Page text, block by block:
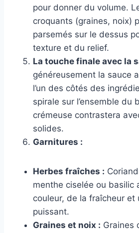
pour donner du volume.
croquants (graines, noix)
parsemés sur le dessus
texture et du relief.
La touche finale avec la
généreusement la sauce
l’un des côtés des
spirale sur l’ensemble du
crémeuse contrastera
solides.
Garnitures :
Herbes fraîches :
menthe ciselée ou basilic
couleur, de la fraîcheur et
puissant.
Graines et noix : Graines